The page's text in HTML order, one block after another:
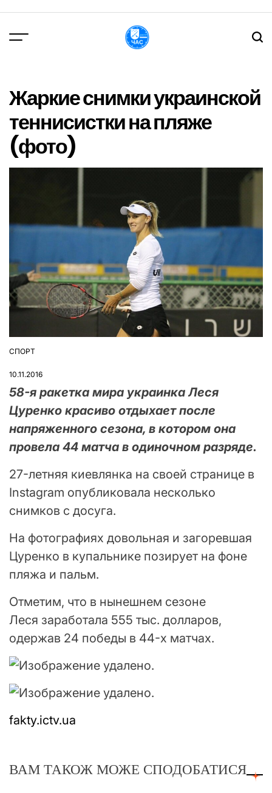
вмісту
Жаркие снимки украинской
теннисистки на пляже
(фото)
ОПУБЛІКУВАТИ
СПОРТ
10.11.2016
58-я ракетка мира украинка Леся
Цуренко красиво отдыхает после
напряженного сезона, в котором она
провела 44 матча в одиночном разряде.
27-летняя киевлянка на своей странице в
Instagram опубликовала несколько
снимков с досуга.
На фотографиях довольная и загоревшая
Цуренко в купальнике позирует на фоне
пляжа и пальм.
Отметим, что в нынешнем сезоне
Леся заработала 555 тыс. долларов,
одержав 24 победы в 44-х матчах.
fakty.ictv.ua
ВАМ ТАКОЖ МОЖЕ СПОДОБАТИСЯ